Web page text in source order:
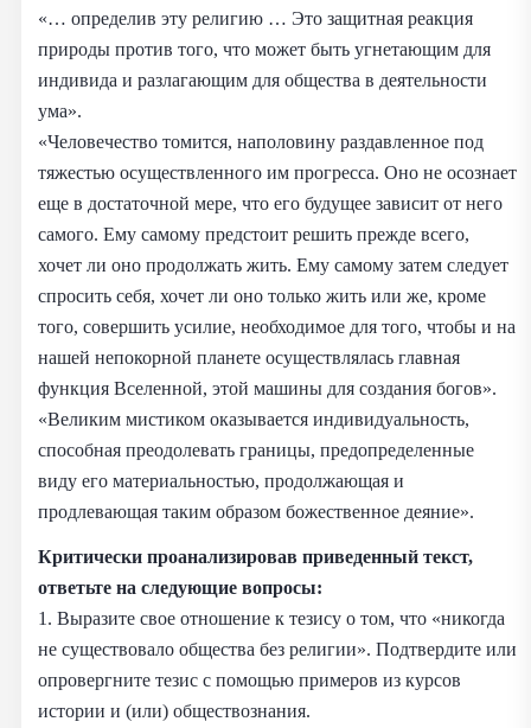
«… определив эту религию … Это защитная реакция
природы против того, что может быть угнетающим для
индивида и разлагающим для общества в деятельности
ума».
«Человечество томится, наполовину раздавленное под
тяжестью осуществленного им прогресса. Оно не осознает
еще в достаточной мере, что его будущее зависит от него
самого. Ему самому предстоит решить прежде всего,
хочет ли оно продолжать жить. Ему самому затем следует
спросить себя, хочет ли оно только жить или же, кроме
того, совершить усилие, необходимое для того, чтобы и на
нашей непокорной планете осуществлялась главная
функция Вселенной, этой машины для создания богов».
«Великим мистиком оказывается индивидуальность,
способная преодолевать границы, предопределенные
виду его материальностью, продолжающая и
продлевающая таким образом божественное деяние».
Критически проанализировав приведенный текст,
ответьте на следующие вопросы:
1. Выразите свое отношение к тезису о том, что «никогда
не существовало общества без религии». Подтвердите или
опровергните тезис с помощью примеров из курсов
истории и (или) обществознания.